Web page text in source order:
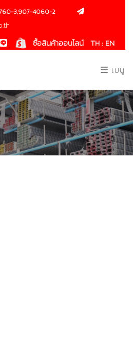
3,907-4060-2
ซื้อสินค้าออนไลน์ TH : EN
เมนู